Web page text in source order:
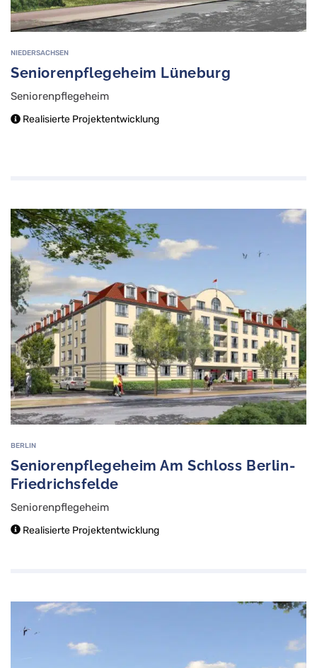
NIEDERSACHSEN
Seniorenpflegeheim Lüneburg
Seniorenpflegeheim
Realisierte Projektentwicklung
BERLIN
Seniorenpflegeheim Am Schloss Berlin-
Friedrichsfelde
Seniorenpflegeheim
Realisierte Projektentwicklung